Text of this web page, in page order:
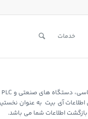
خدمات
بازگشت اطلاعات شما می باشد.